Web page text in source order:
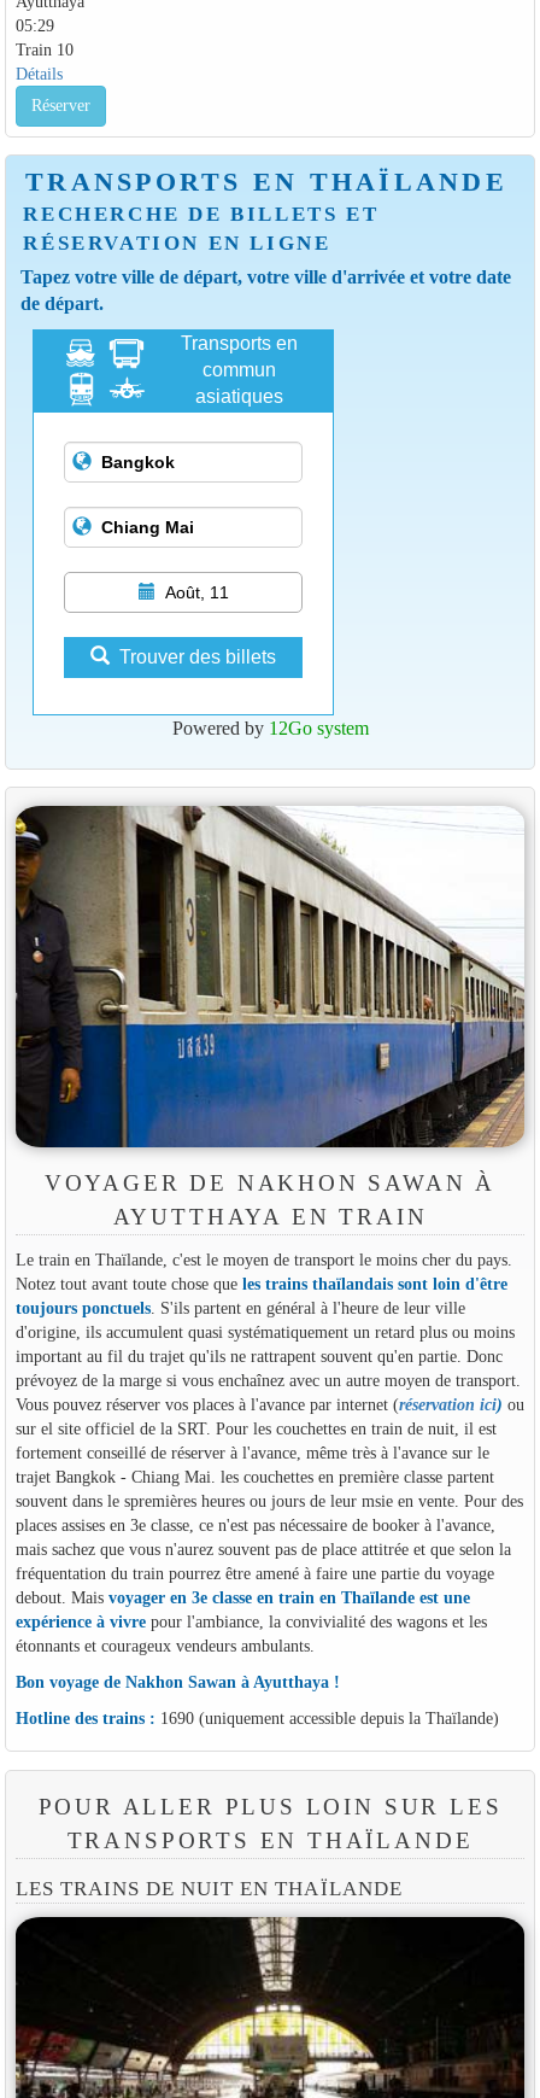
05:29
Train 10
Détails
Réserver
TRANSPORTS EN THAÏLANDE
RECHERCHE DE BILLETS ET
RÉSERVATION EN LIGNE
Tapez votre ville de départ, votre ville d'arrivée et votre date
de départ.
Transports en
commun
asiatiques
Août, 11
Trouver des billets
Powered by 12Go system
VOYAGER DE NAKHON SAWAN À
AYUTTHAYA EN TRAIN
Le train en Thaïlande, c'est le moyen de transport le moins cher du pays.
Notez tout avant toute chose que les trains thaïlandais sont loin d'être
toujours ponctuels. S'ils partent en général à l'heure de leur ville
d'origine, ils accumulent quasi systématiquement un retard plus ou moins
important au fil du trajet qu'ils ne rattrapent souvent qu'en partie. Donc
prévoyez de la marge si vous enchaînez avec un autre moyen de transport.
Vous pouvez réserver vos places à l'avance par internet (réservation ici) ou
sur el site officiel de la SRT. Pour les couchettes en train de nuit, il est
fortement conseillé de réserver à l'avance, même très à l'avance sur le
trajet Bangkok - Chiang Mai. les couchettes en première classe partent
souvent dans le spremières heures ou jours de leur msie en vente. Pour des
places assises en 3e classe, ce n'est pas nécessaire de booker à l'avance,
mais sachez que vous n'aurez souvent pas de place attitrée et que selon la
fréquentation du train pourrez être amené à faire une partie du voyage
debout. Mais voyager en 3e classe en train en Thaïlande est une
expérience à vivrepour l'ambiance, la convivialité des wagons et les
étonnants et courageux vendeurs ambulants.
Bon voyage de Nakhon Sawan à Ayutthaya !
Hotline des trains : 1690 (uniquement accessible depuis la Thaïlande)
POUR ALLER PLUS LOIN SUR LES
TRANSPORTS EN THAÏLANDE
LES TRAINS DE NUIT EN THAÏLANDE